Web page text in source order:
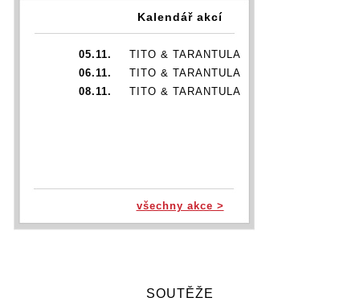
Kalendář akcí
05.11.
TITO & TARANTULA
06.11.
TITO & TARANTULA
08.11.
TITO & TARANTULA
všechny akce >
SOUTĚŽE